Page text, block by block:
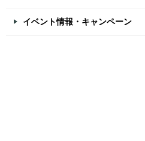
イベント情報・キャンペーン